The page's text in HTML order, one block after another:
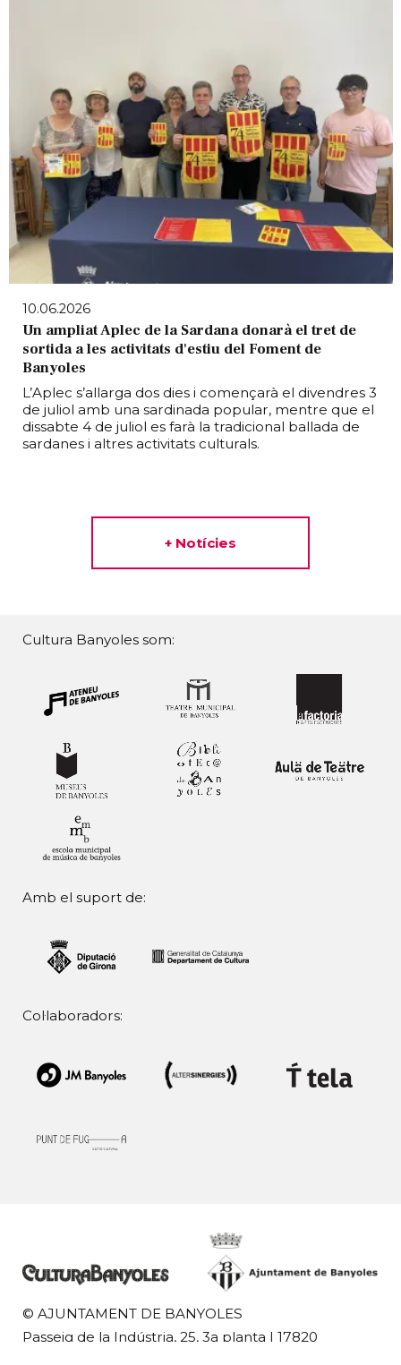
10.06.2026
Un ampliat Aplec de la Sardana donarà el tret de
sortida a les activitats d'estiu del Foment de
Banyoles
L’Aplec s’allarga dos dies i començarà el divendres 3
de juliol amb una sardinada popular, mentre que el
dissabte 4 de juliol es farà la tradicional ballada de
sardanes i altres activitats culturals.
+ Notícies
Cultura Banyoles som:
Amb el suport de:
Col·laboradors:
© AJUNTAMENT DE BANYOLES
Passeig de la Indústria, 25, 3a planta | 17820